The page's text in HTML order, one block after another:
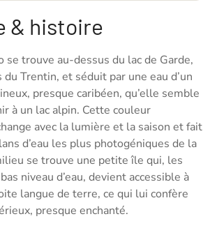
& histoire
se trouve au-dessus du lac de Garde,
Trentin, et séduit par une eau d’un
presque caribéen, qu’elle semble
à un lac alpin. Cette couleur
avec la lumière et la saison et fait
d’eau les plus photogéniques de la
se trouve une petite île qui, les
niveau d’eau, devient accessible à
langue de terre, ce qui lui confère
presque enchanté.